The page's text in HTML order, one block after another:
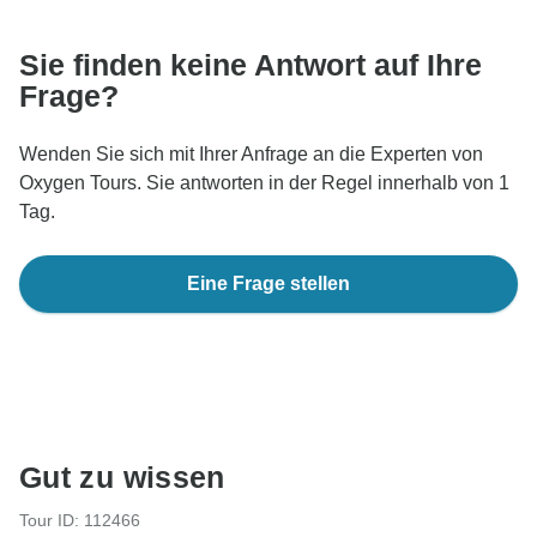
Sie finden keine Antwort auf Ihre
Frage?
Wenden Sie sich mit Ihrer Anfrage an die Experten von
Oxygen Tours. Sie antworten in der Regel innerhalb von 1
Tag.
Eine Frage stellen
Gut zu wissen
Tour ID: 112466